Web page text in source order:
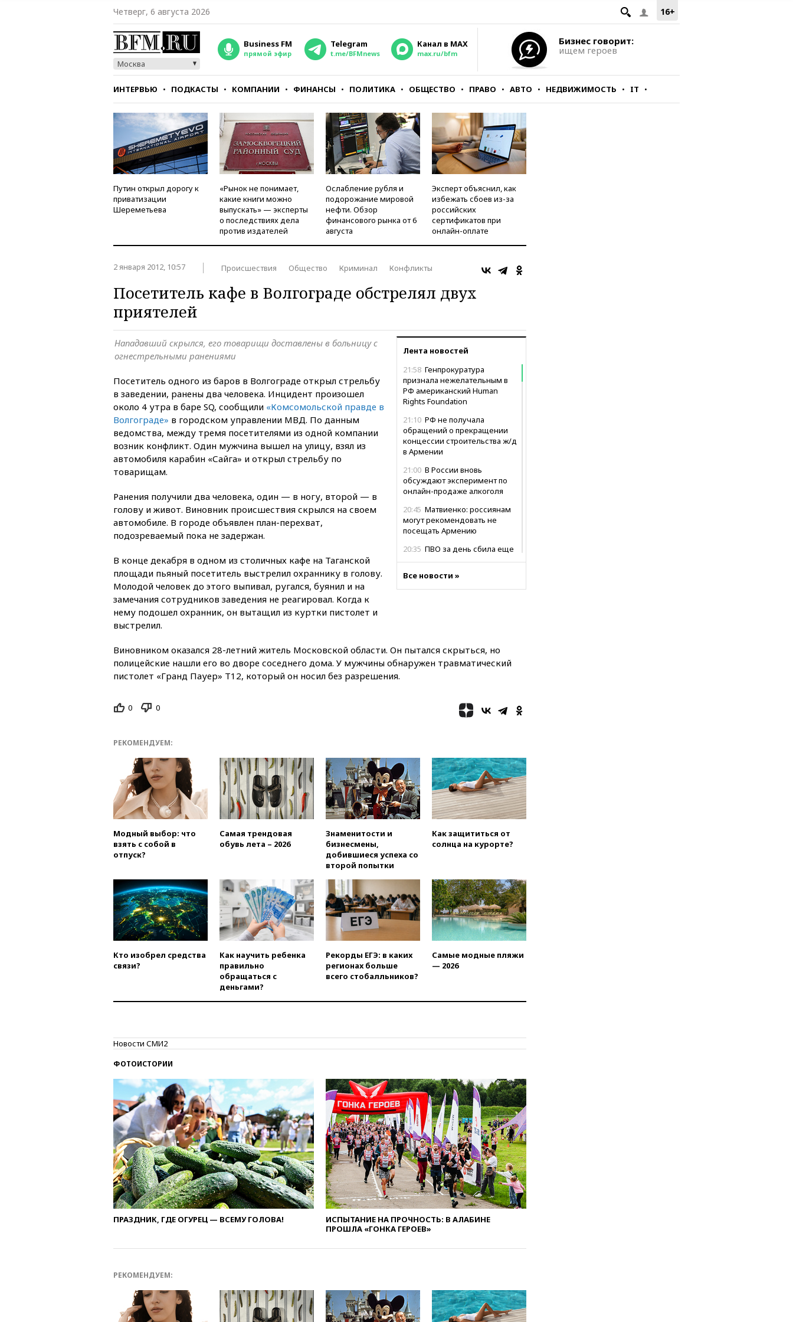
16+
Четверг, 6 августа 2026
Москва
Business FM
прямой эфир
Telegram
t.me/BFMnews
Канал в MAX
max.ru/bfm
Бизнес говорит:
ищем героев
ИНТЕРВЬЮ ПОДКАСТЫ КОМПАНИИ ФИНАНСЫ ПОЛИТИКА ОБЩЕСТВО ПРАВО АВТО НЕДВИЖИМОСТЬ IT
СТИЛЬ ТЕСТЫ
Путин открыл дорогу к
приватизации
Шереметьева
«Рынок не понимает,
какие книги можно
выпускать» — эксперты
о последствиях дела
против издателей
Ослабление рубля и
подорожание мировой
нефти. Обзор
финансового рынка от 6
августа
Эксперт объяснил, как
избежать сбоев из-за
российских
сертификатов при
онлайн-оплате
2 января 2012, 10:57 Происшествия Общество Криминал Конфликты
Посетитель кафе в Волгограде обстрелял двух
приятелей
Лента новостей
21:58 Генпрокуратура
признала нежелательным в
РФ американский Human
Rights Foundation
21:10 РФ не получала
обращений о прекращении
концессии строительства ж/д
в Армении
21:00 В России вновь
обсуждают эксперимент по
онлайн-продаже алкоголя
20:45 Матвиенко: россиянам
могут рекомендовать не
посещать Армению
20:35 ПВО за день сбила еще
20:27Ямпольская призвала
БПЛА из средств на ремонт
20:00Зеленский 8 августа
В Госдуму будет внесен
законопроект об отмене ЕГЭ
работу
19:35
WP: Трамп призвал
доноров-республиканцев
поддержать Вэнса на выборах
2028 года
превысило максимум 2022
19:00
Путин уточнил порядок
присвоения воинских званий
добровольцам
18:50
Euractiv: восток
Финляндии приходит в упадок
без российских туристов
введены ограничения
18:15Четыре человека
18:00Совет мира выбрал
подрядчика для
строительства военной базы в
Газе
17:50Миронов призвал снять
«Яблоко» с выборов в Госдуму
17:45Правительство получит
«золотую акцию» в
управлении аэропортом
Шереметьево
17:35Шесть человек
пострадали при ударе ВСУ по
ограничения
17:17
Власти РФ помогут
Все новости »
Нападавший скрылся, его товарищи доставлены в больницу с
огнестрельными ранениями
Посетитель одного из баров в Волгограде открыл стрельбу
в заведении, ранены два человека. Инцидент произошел
около 4 утра в баре SQ, сообщили «Комсомольской правде в
Волгограде» в городском управлении МВД. По данным
ведомства, между тремя посетителями из одной компании
возник конфликт. Один мужчина вышел на улицу, взял из
автомобиля карабин «Сайга» и открыл стрельбу по
товарищам.
Ранения получили два человека, один — в ногу, второй — в
голову и живот. Виновник происшествия скрылся на своем
автомобиле. В городе объявлен план-перехват,
подозреваемый пока не задержан.
В конце декабря в одном из столичных кафе на Таганской
площади пьяный посетитель выстрелил охраннику в голову.
Молодой человек до этого выпивал, ругался, буянил и на
замечания сотрудников заведения не реагировал. Когда к
нему подошел охранник, он вытащил из куртки пистолет и
выстрелил.
Виновником оказался 28-летний житель Московской области. Он пытался скрыться, но
полицейские нашли его во дворе соседнего дома. У мужчины обнаружен травматический
пистолет «Гранд Пауер» Т12, который он носил без разрешения.
0 0
РЕКОМЕНДУЕМ:
Модный выбор: что
взять с собой в
отпуск?
Самая трендовая
обувь лета – 2026
Знаменитости и
бизнесмены,
добившиеся успеха со
второй попытки
Как защититься от
солнца на курорте?
Кто изобрел средства
связи?
Как научить ребенка
правильно
обращаться с
деньгами?
Рекорды ЕГЭ: в каких
регионах больше
всего стобалльников?
Самые модные пляжи
— 2026
Новости СМИ2
ФОТОИСТОРИИ
ПРАЗДНИК, ГДЕ ОГУРЕЦ — ВСЕМУ ГОЛОВА!
ИСПЫТАНИЕ НА ПРОЧНОСТЬ: В АЛАБИНЕ
ПРОШЛА «ГОНКА ГЕРОЕВ»
РЕКОМЕНДУЕМ: